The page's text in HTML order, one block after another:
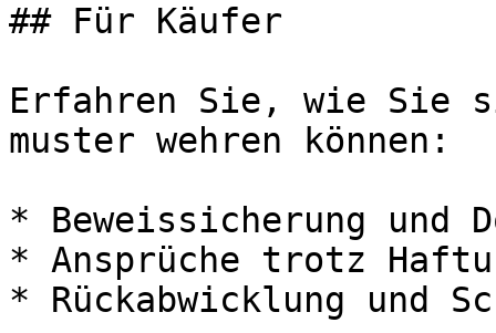
## Für Käufer
Erfahren Sie, wie Sie
muster wehren können:
* Beweissicherung und
* Ansprüche trotz
* Rückabwicklung und